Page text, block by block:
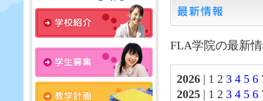
FLA学院の最新
2026 | 1 2 3 4 5 6
2025 | 1 2 3 4 5 6